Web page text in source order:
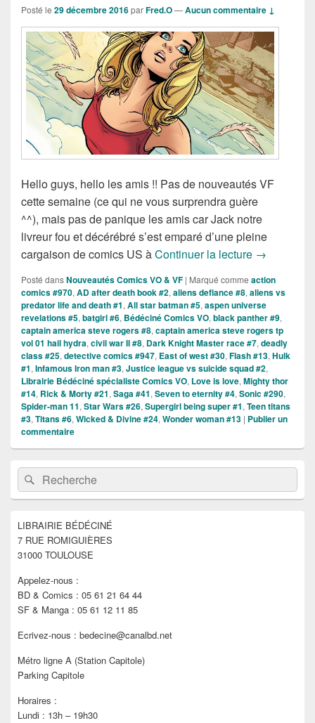
Posté le 29 décembre 2016parFred.O—Aucun commentaire ↓
Hello guys, hello les amis !! Pas de nouveautés VF
cette semaine (ce qui ne vous surprendra guère
^^), mais pas de panique les amis car Jack notre
livreur fou et décérébré s’est emparé d’une pleine
cargaison de comics US àContinuer la lecture Sorties
→
Posté dansNouveautés Comics VO & VF | Marqué comme action
comics #970, AD after death book #2, aliens defiance #8, aliens vs
predator life and death #1, All star batman #5, aspen universe
revelations #5, batgirl #6, Bédéciné Comics VO, black panther #9,
captain america steve rogers #8, captain america steve rogers tp
vol 01 hail hydra, civil war II #8, Dark Knight Master race #7, deadly
class #25, detective comics #947, East of west #30, Flash #13, Hulk
#1, Infamous Iron man #3, Justice league vs suicide squad #2,
Librairie Bédéciné spécialiste Comics VO, Love is love, Mighty thor
#14, Rick & Morty #21, Saga #41, Seven to eternity #4, Sonic #290,
Spider-man 11, Star Wars #26, Supergirl being super #1, Teen titans
#3, Titans #6, Wicked & Divine #24, Wonder woman #13 | Publier un
commentaire
Zone
principale
de
widget
barre
latérale
Recherche :Rechercher
LIBRAIRIE BÉDÉCINÉ
7 RUE ROMIGUIÈRES
31000 TOULOUSE
Appelez-nous :
BD & Comics : 05 61 21 64 44
SF & Manga : 05 61 12 11 85
Ecrivez-nous : bedecine@canalbd.net
Métro ligne A (Station Capitole)
Parking Capitole
Horaires :
Lundi : 13h – 19h30